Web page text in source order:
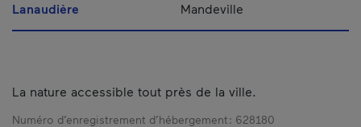
Lanaudière Mandeville
La nature accessible tout près de la ville.
Numéro d’enregistrement d’hébergement : 628180